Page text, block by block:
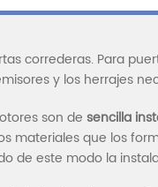
correderas. Para
y los herrajes
son de sencilla
materiales que los
de este modo la